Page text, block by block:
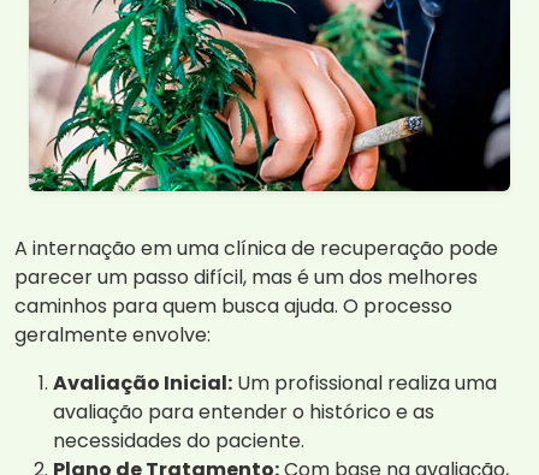
A internação em uma clínica de recuperação pode
parecer um passo difícil, mas é um dos melhores
caminhos para quem busca ajuda. O processo
geralmente envolve:
Avaliação Inicial: Um profissional realiza uma
avaliação para entender o histórico e as
necessidades do paciente.